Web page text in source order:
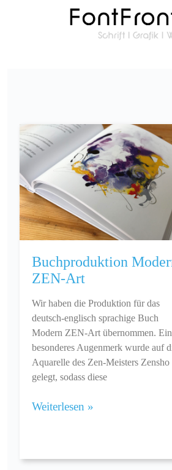
Buchproduktion
ZEN-Art
Wir haben die Produktion für das
deutsch-englisch sprachige Buch
Modern ZEN-Art übernommen. Ein
besonderes Augenmerk wurde auf
Aquarelle des Zen-Meisters Zensho
gelegt, sodass diese
Weiterlesen »